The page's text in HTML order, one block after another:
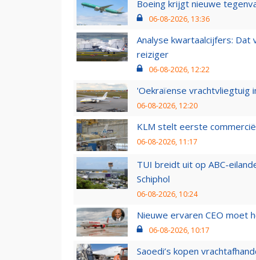
Boeing krijgt nieuwe
06-08-2026, 13:36
Analyse kwartaalcijfers:
reiziger
06-08-2026, 12:22
'Oekraïense vrachtvliegtuig
06-08-2026, 12:20
KLM stelt eerste
06-08-2026, 11:17
TUI breidt uit op ABC-
Schiphol
06-08-2026, 10:24
Nieuwe ervaren CEO moet
06-08-2026, 10:17
Saoedi’s kopen